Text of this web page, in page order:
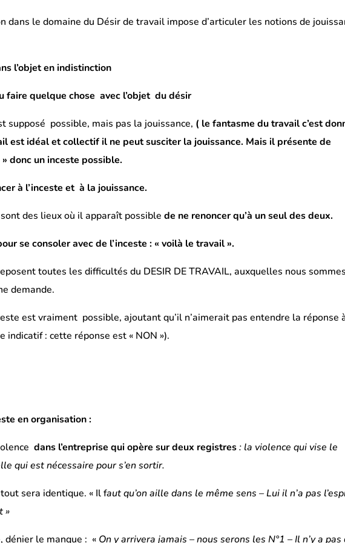
dans le domaine du Désir de travail impose d’articuler les notions de
l’objet en indistinction
faire quelque chose avec l’objet du désir
supposé possible, mais pas la jouissance, ( le fantasme du travail c’est
est idéal et collectif il ne peut susciter la jouissance. Mais il présente de
donc un inceste possible.
à l’inceste et à la jouissance.
des lieux où il apparaît possiblede ne renoncer qu’à un seul des deux.
se consoler avec de l’inceste : « voilà le travail ».
toutes les difficultés du DESIR DE TRAVAIL, auxquelles nous sommes
demande.
est vraiment possible, ajoutant qu’il n’aimerait pas entendre la réponse
indicatif : cette réponse est « NON »).
en organisation :
dans l’entreprise qui opère sur deux registres: la violence qui vise le
qui est nécessaire pour s’en sortir.
sera identique. « Il faut qu’on aille dans le même sens – Lui il n’a pas
»
dénier le manque : « On y arrivera jamais – nous serons les N°1 – Il n’y a pas